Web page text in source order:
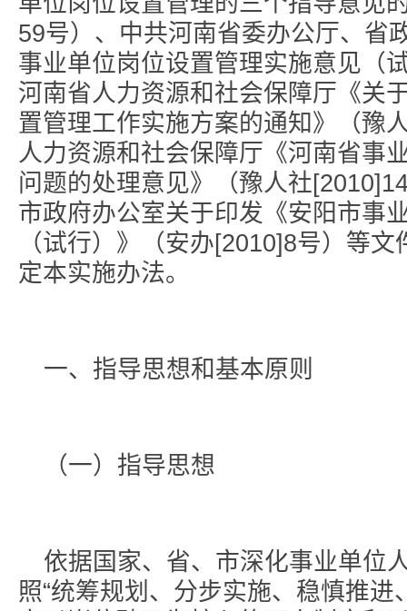
59号）、中共河南省委办公厅、省
事业单位岗位设置管理实施意见（
河南省人力资源和社会保障厅《关
置管理工作实施方案的通知》（豫
人力资源和社会保障厅《河南省事
问题的处理意见》（豫人社
市政府办公室关于印发《安阳市事
（试行）》（安办[2010]8号）等
定本实施办法。
一、指导思想和基本原则
（一）指导思想
依据国家、省、市深化事业单位
照“统筹规划、分步实施、稳慎推进